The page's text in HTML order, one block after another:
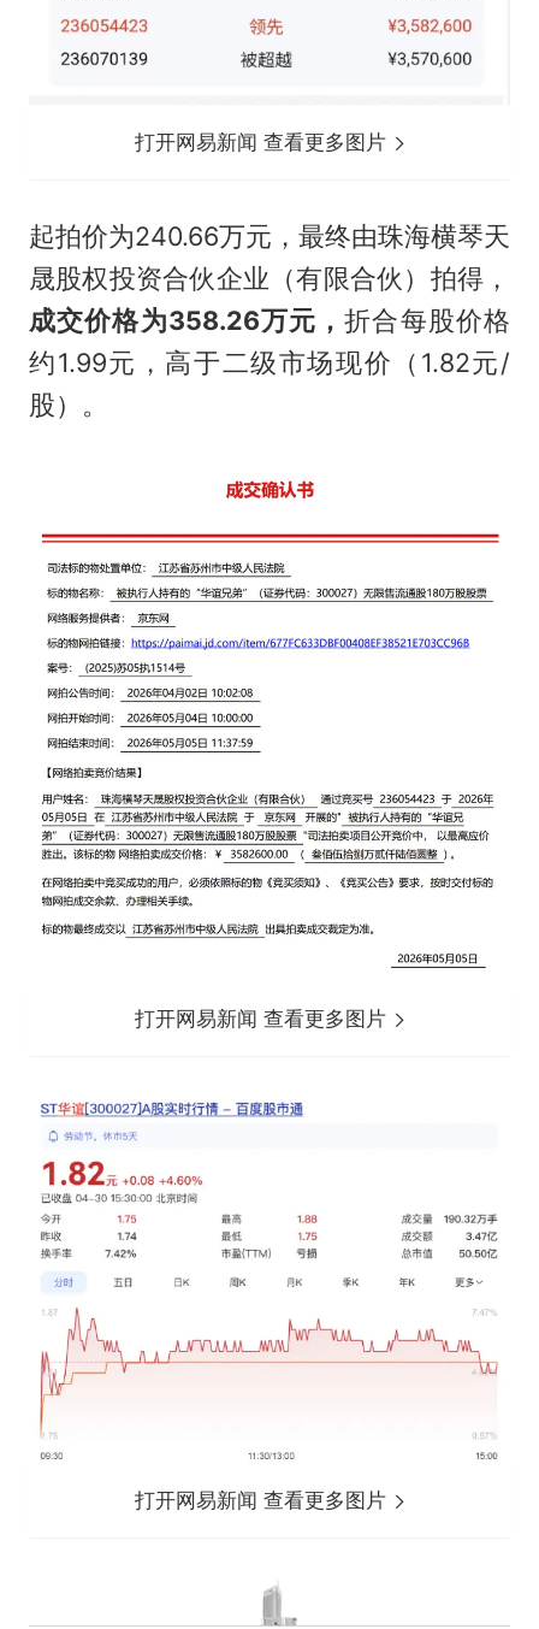
打开网易新闻 查看更多图片
起拍价为240.66万元，最终由珠海横琴天
晟股权投资合伙企业（有限合伙）拍得，
成交价格为358.26万元，折合每股价格
约1.99元，高于二级市场现价（1.82元/
股）。
打开网易新闻 查看更多图片
打开网易新闻 查看更多图片